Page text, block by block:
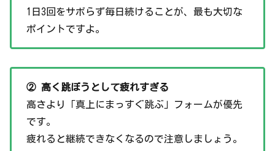
1日3回をサボらず毎日続けることが、最も大切な
ポイントですよ。
② 高く跳ぼうとして疲れすぎる
高さより「真上にまっすぐ跳ぶ」フォームが優先
です。
疲れると継続できなくなるので注意しましょう。